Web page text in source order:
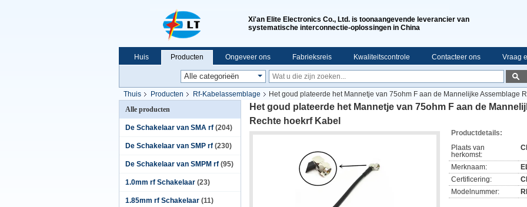
Xi'an Elite Electronics Co., Ltd. is toonaangevende leverancier van
systematische interconnectie-oplossingen in China
Huis Producten Ongeveer ons Fabrieksreis Kwaliteitscontrole Contacteer ons Vraag
Thuis
Producten Rf-Kabelassemblage
Het goud plateerde het Mannetje van 75ohm F aan de Mannelijke Assemblage
Alle producten
De Schakelaar van SMA rf (204)
De Schakelaar van SMP rf (230)
De Schakelaar van SMPM rf (95)
1.0mm rf Schakelaar (23)
1.85mm rf Schakelaar (11)
Het goud plateerde het Mannetje van 75ohm F aan de
Rechte hoekrf Kabel
Productdetails:
Plaats van
herkomst:
Merknaam:
Certificering:
Modelnummer: